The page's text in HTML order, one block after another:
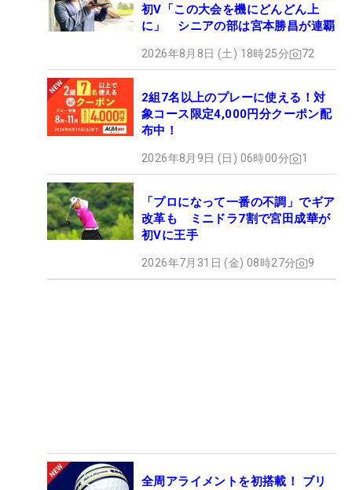
初V「この大会を機にどんどん上
に」 シニアの部は宮本勝昌が連覇
2026年8月8日 (土) 18時25分 72
2組7名以上のプレーに使える！対
象コース限定4,000円分クーポン配
布中！
2026年8月9日 (日) 06時00分 1
「プロになって一番の不調」でギア
改革も ミニドラ7割で宮田成華が
初Vに王手
2026年7月31日 (金) 08時27分 9
全周アライメントを初搭載！ ブリ